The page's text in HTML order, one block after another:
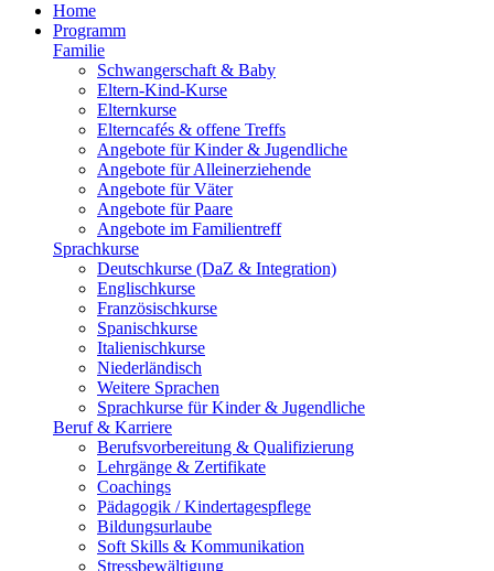
Home
Programm
Familie
Schwangerschaft & Baby
Eltern-Kind-Kurse
Elternkurse
Elterncafés & offene Treffs
Angebote für Kinder & Jugendliche
Angebote für Alleinerziehende
Angebote für Väter
Angebote für Paare
Angebote im Familientreff
Sprachkurse
Deutschkurse (DaZ & Integration)
Englischkurse
Französischkurse
Spanischkurse
Italienischkurse
Niederländisch
Weitere Sprachen
Sprachkurse für Kinder & Jugendliche
Beruf & Karriere
Berufsvorbereitung & Qualifizierung
Lehrgänge & Zertifikate
Coachings
Pädagogik / Kindertagespflege
Bildungsurlaube
Soft Skills & Kommunikation
Stressbewältigung